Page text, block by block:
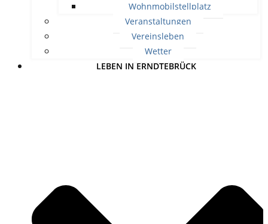
Wohnmobilstellplatz
Veranstaltungen
Vereinsleben
Wetter
LEBEN IN ERNDTEBRÜCK